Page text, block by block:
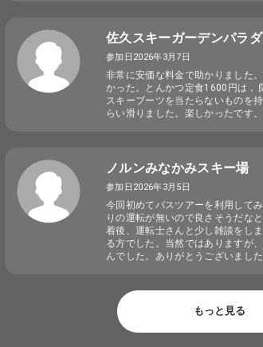
佐久スキーガーデンパラダ
参加日2026年3月7日
非常に安価な料金で助かりました
かった。とんかつ定食1600円は，
スキーブーツを当たらないものを
らい滑りました。楽しかったです。
ノルンみなかみスキー場
参加日2026年3月5日
今回初めてバスツアーを利用して
りの運転が無いので良さそうだな
着後、運転士さんと少し雑談をし
る方でした。当然ではありますが
んでした。ありがとうございました
もっと見る